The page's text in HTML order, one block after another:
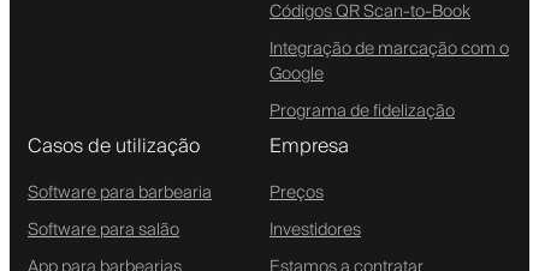
Códigos QR Scan-to-Book
Integração de marcação com o
Google
Programa de fidelização
Casos de utilização
Software para barbearia
Software para salão
Empresa
Preços
Investidores